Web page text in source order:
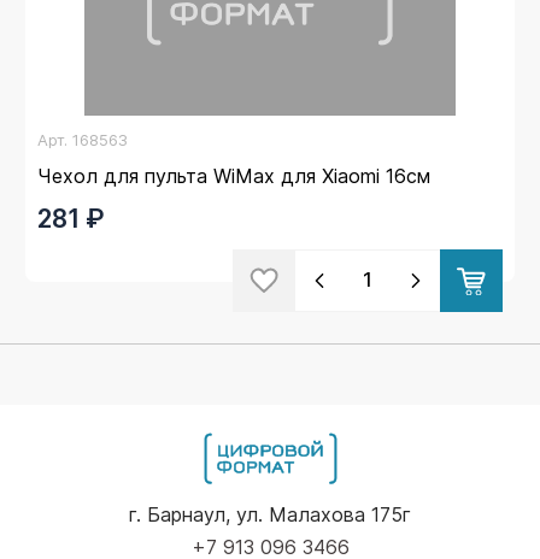
Арт. 168563
Чехол для пульта WiMax для Xiaomi 16см
281 ₽
+7 913 096 3466
г. Барнаул, ул. Малахова 175г